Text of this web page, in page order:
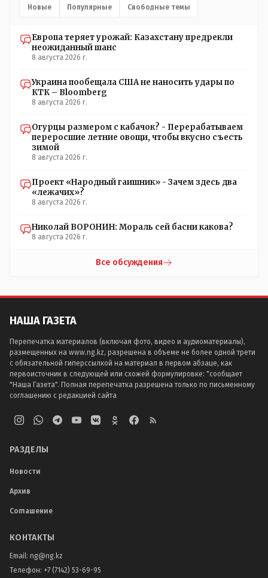
частотности появления в популяции соответствующих
естественный отбор.
Новые Популярные Свободные темы
Европа теряет урожай: Казахстану предрекли
неожиданный шанс
8 августа 2026 г.
Украина пообещала США не наносить удары по
КТК – Bloomberg
8 августа 2026 г.
Огурцы размером с кабачок? - Перерабатываем
переросшие летние овощи, чтобы вкусно съесть
зимой
8 августа 2026 г.
Проект «Народный гаишник» - Зачем здесь два
«лежачих»?
8 августа 2026 г.
Николай ВОРОНИН: Мораль сей басни какова?
8 августа 2026 г.
Все обсуждения
НАША ГАЗЕТА
Перепечатка материалов (включая фото, видео и аудиоматериалы),
размещенных на www.ng.kz, разрешена в объеме не более одной трети
с обязательной гиперссылкой на материал в первом абзаце, как
первоисточник в следующей или схожей формулировке: "сообщает
"Наша Газета". Полная перепечатка разрешена только по письменному
соглашению с редакцией сайта
РАЗДЕЛЫ
Новости
Архив
Соглашение
КОНТАКТЫ
Email: ng@ng.kz
Телефон: +7 (7142) 53-69-95